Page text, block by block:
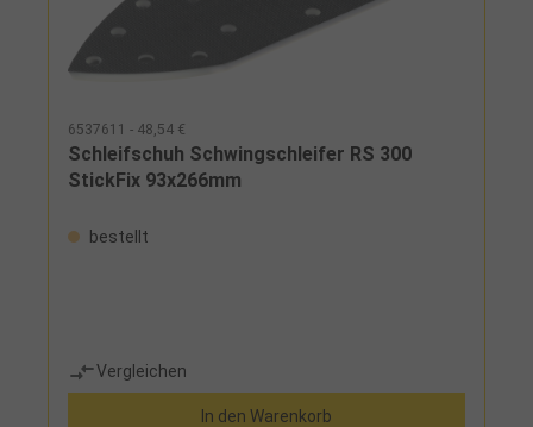
6537611 - 48,54 €
Schleifschuh Schwingschleifer RS 300
StickFix 93x266mm
bestellt
Vergleichen
In den Warenkorb